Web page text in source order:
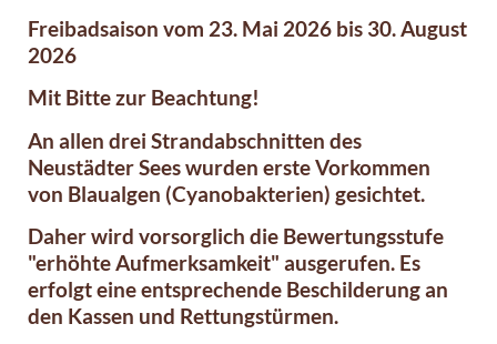
Freibadsaison vom 23. Mai 2026 bis 30. August
2026
Mit Bitte zur Beachtung!
An allen drei Strandabschnitten des
Neustädter Sees wurden erste Vorkommen
von Blaualgen (Cyanobakterien) gesichtet.
Daher wird vorsorglich die Bewertungsstufe
"erhöhte Aufmerksamkeit" ausgerufen. Es
erfolgt eine entsprechende Beschilderung an
den Kassen und Rettungstürmen.